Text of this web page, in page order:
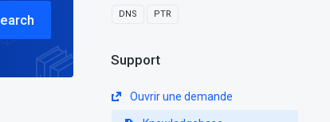
DNS PTR
Support
Ouvrir une demande